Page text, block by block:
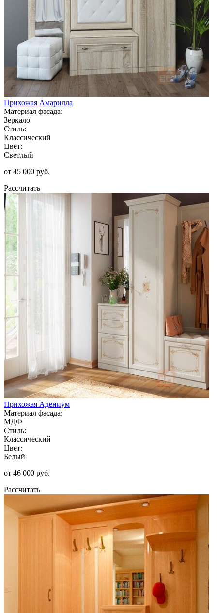
Прихожая Амарилла
Материал фасада:
Зеркало
Стиль:
Классический
Цвет:
Светлый
от 45 000 руб.
Рассчитать
Прихожая Адениум
Материал фасада:
МДФ
Стиль:
Классический
Цвет:
Белый
от 46 000 руб.
Рассчитать